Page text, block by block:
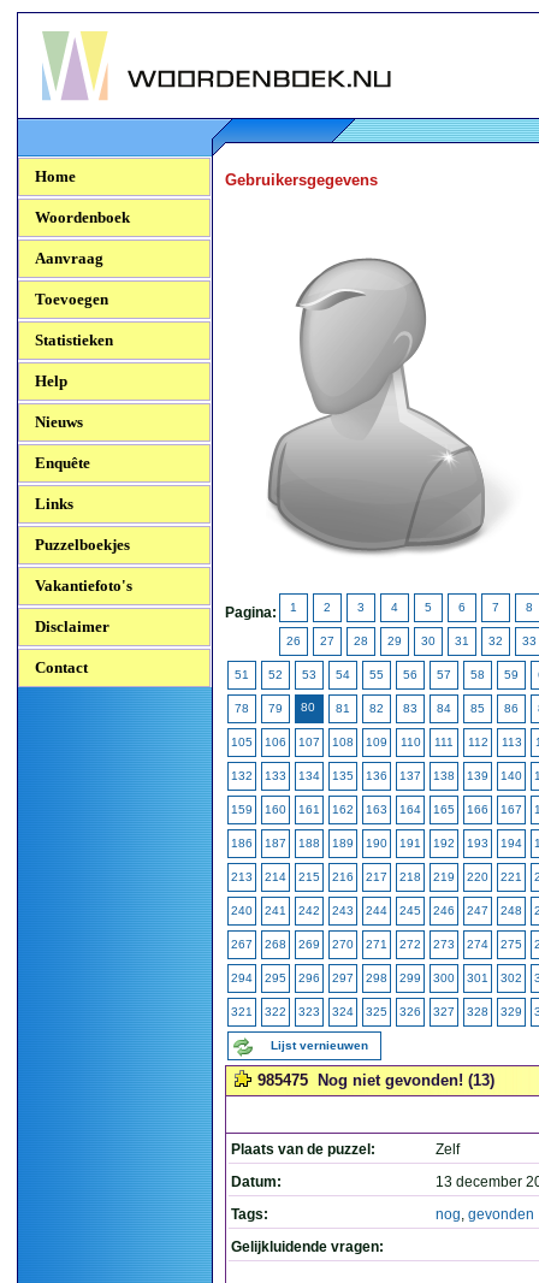
Woordenboek.NU
Home
Woordenboek
Aanvraag
Toevoegen
Statistieken
Help
Nieuws
Enquête
Links
Puzzelboekjes
Vakantiefoto's
Disclaimer
Contact
Gebruikersgegevens
Pagina: 1 2 3 4 5 6 7 8
26 27 28 29 30 31 32 33
51 52 53 54 55 56 57 58 59
78 79 80 81 82 83 84 85 86
105 106 107 108 109 110 111 112 113
132 133 134 135 136 137 138 139 140
159 160 161 162 163 164 165 166 167
186 187 188 189 190 191 192 193 194
213 214 215 216 217 218 219 220 221
240 241 242 243 244 245 246 247 248
267 268 269 270 271 272 273 274 275
294 295 296 297 298 299 300 301 302
321 322 323 324 325 326 327 328 329
Lijst vernieuwen
985475 Nog niet gevonden! (13)
Plaats van de puzzel:
Zelf
Datum:
13 december
Tags:
nog, gevonden
Gelijkluidende vragen: